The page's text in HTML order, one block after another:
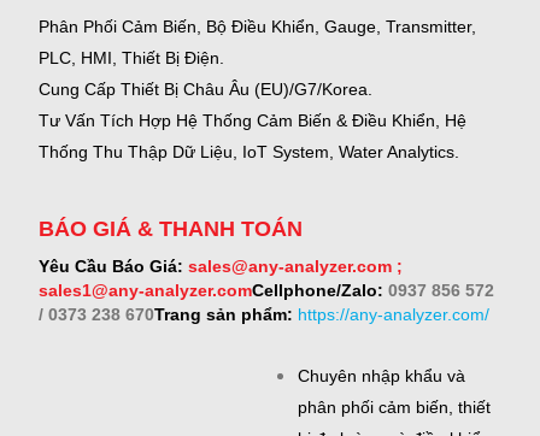
Phân Phối Cảm Biến, Bộ Điều Khiển, Gauge, Transmitter,
PLC, HMI, Thiết Bị Điện.
Cung Cấp Thiết Bị Châu Âu (EU)/G7/Korea.
Tư Vấn Tích Hợp Hệ Thống Cảm Biến & Điều Khiển, Hệ
Thống Thu Thập Dữ Liệu, IoT System, Water Analytics.
BÁO GIÁ & THANH TOÁN
Yêu Cầu Báo Giá: sales@any-analyzer.com ;
sales1@any-analyzer.comCellphone/Zalo: 0937 856 572
/ 0373 238 670Trang sản phẩm: https://any-analyzer.com/
Chuyên nhập khẩu và
phân phối cảm biến, thiết